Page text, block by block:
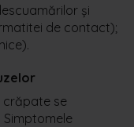
și
de contact);
crăpate se
Simptomele